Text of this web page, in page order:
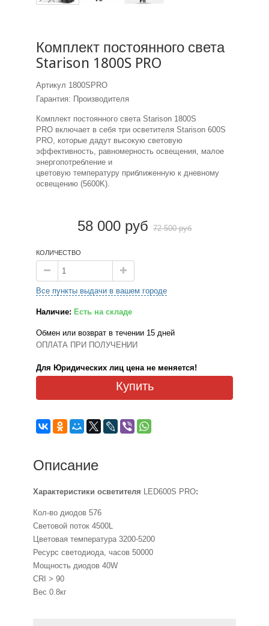
Комплект постоянного света
Starison 1800S PRO
Артикул 1800SPRO
Гарантия: Производителя
Комплект постоянного света Starison 1800S
PRO включает в себя три осветителя Starison 600S
PRO, которые дадут высокую световую
эффективность, равномерность освещения, малое
энергопотребление и
цветовую температуру приближенную к дневному
освещению (5600K).
58 000 руб 72 500 руб
КОЛИЧЕСТВО
Все пункты выдачи в вашем городе
Наличие: Есть на складе
Обмен или возврат в течении 15 дней
ОПЛАТА ПРИ ПОЛУЧЕНИИ
Для Юридических лиц цена не меняется!
Купить
Описание
Характеристики осветителя LED600S PRO:
Кол-во диодов 576
Световой поток 4500L
Цветовая температура 3200-5200
Ресурс светодиода, часов 50000
Мощность диодов 40W
CRI > 90
Вес 0.8кг